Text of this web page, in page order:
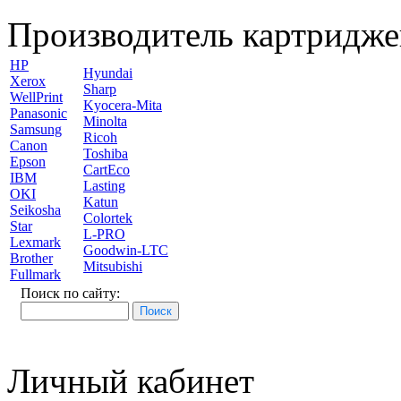
Производитель
HP
Xerox
WellPrint
Panasonic
Samsung
Canon
Epson
IBM
OKI
Seikosha
Star
Lexmark
Brother
Fullmark
Hyundai
Sharp
Kyocera-Mita
Minolta
Ricoh
Toshiba
CartEco
Lasting
Katun
Colortek
L-PRO
Goodwin-LTC
Mitsubishi
Поиск по сайту:
Личный кабинет